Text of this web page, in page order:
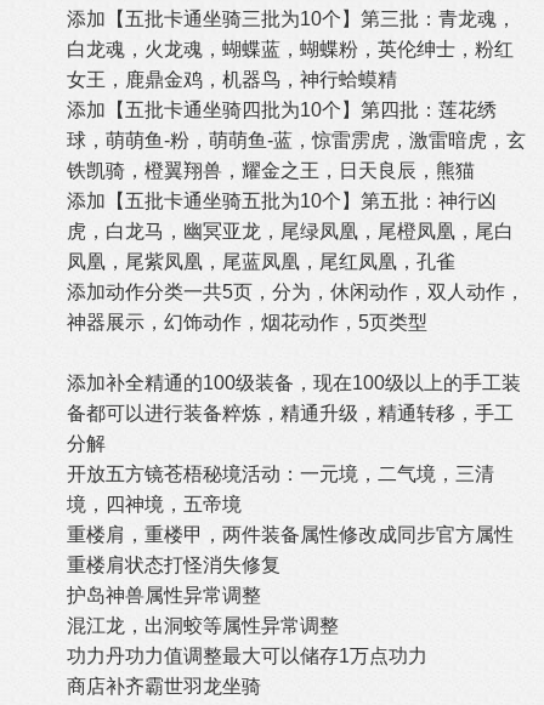
添加【五批卡通坐骑三批为10个】第三批：青龙魂，
白龙魂，火龙魂，蝴蝶蓝，蝴蝶粉，英伦绅士，粉红
女王，鹿鼎金鸡，机器鸟，神行蛤蟆精
添加【五批卡通坐骑四批为10个】第四批：莲花绣
球，萌萌鱼-粉，萌萌鱼-蓝，惊雷雳虎，激雷暗虎，玄
铁凯骑，橙翼翔兽，耀金之王，日天良辰，熊猫
添加【五批卡通坐骑五批为10个】第五批：神行凶
虎，白龙马，幽冥亚龙，尾绿凤凰，尾橙凤凰，尾白
凤凰，尾紫凤凰，尾蓝凤凰，尾红凤凰，孔雀
添加动作分类一共5页，分为，休闲动作，双人动作，
神器展示，幻饰动作，烟花动作，5页类型
添加补全精通的100级装备，现在100级以上的手工装
备都可以进行装备粹炼，精通升级，精通转移，手工
分解
开放五方镜苍梧秘境活动：一元境，二气境，三清
境，四神境，五帝境
重楼肩，重楼甲，两件装备属性修改成同步官方属性
重楼肩状态打怪消失修复
护岛神兽属性异常调整
混江龙，出洞蛟等属性异常调整
功力丹功力值调整最大可以储存1万点功力
商店补齐霸世羽龙坐骑